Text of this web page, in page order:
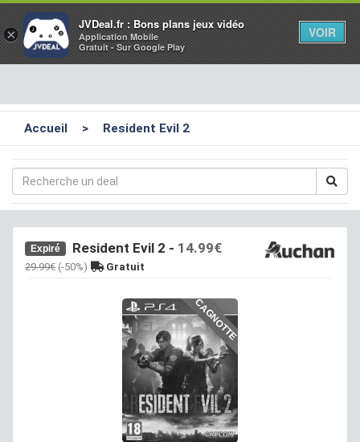
×
JVDeal.fr : Bons plans jeux vidéo
Application Mobile
Gratuit - Sur Google Play
VOIR
Accueil > Resident Evil 2
Expiré Resident Evil 2 - 14.99€
29.99€ (-50%) Gratuit
CAGNOTTE